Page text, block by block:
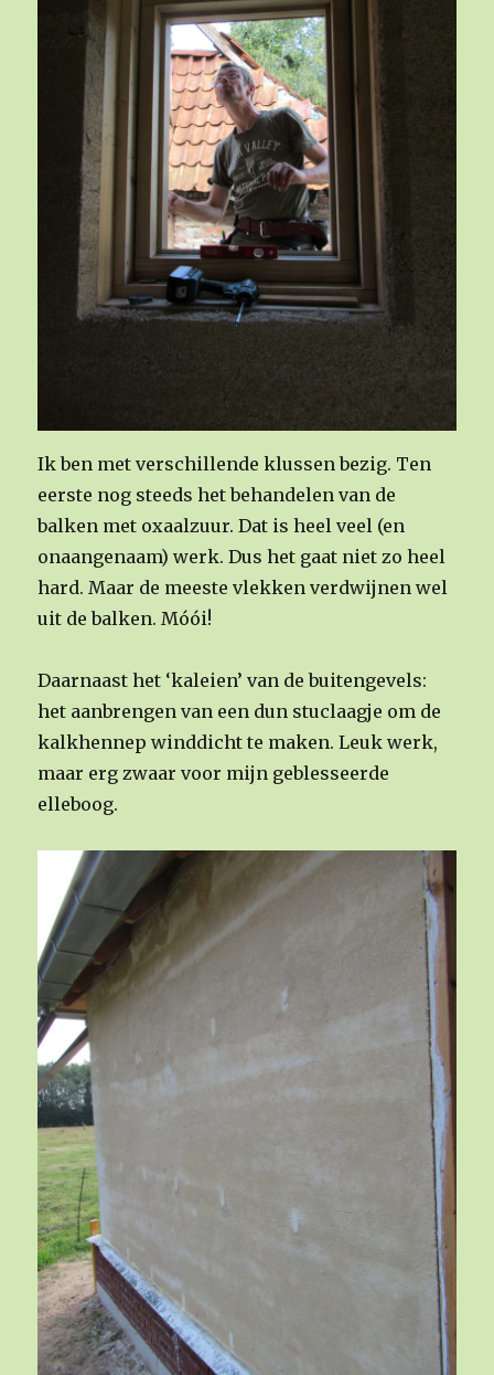
Ik ben met verschillende klussen bezig. Ten
eerste nog steeds het behandelen van de
balken met oxaalzuur. Dat is heel veel (en
onaangenaam) werk. Dus het gaat niet zo heel
hard. Maar de meeste vlekken verdwijnen wel
uit de balken. Móói!
Daarnaast het ‘kaleien’ van de buitengevels:
het aanbrengen van een dun stuclaagje om de
kalkhennep winddicht te maken. Leuk werk,
maar erg zwaar voor mijn geblesseerde
elleboog.